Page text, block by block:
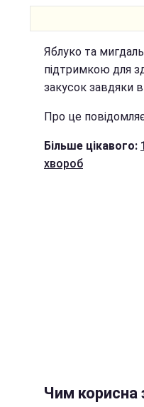
Яблуко та
підтримкою для
закусок завдяки
Про це
Більше цікавого:
хвороб
Чим корисна